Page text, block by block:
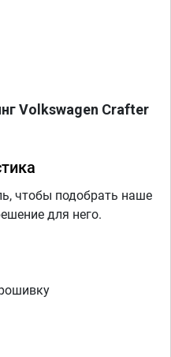
Volkswagen Crafter
чтобы подобрать наше
для него.